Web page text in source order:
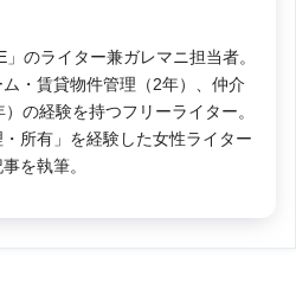
のライター兼ガレマニ担当者。
・賃貸物件管理（2年）、仲介
の経験を持つフリーライター。
所有」を経験した女性ライター
を執筆。